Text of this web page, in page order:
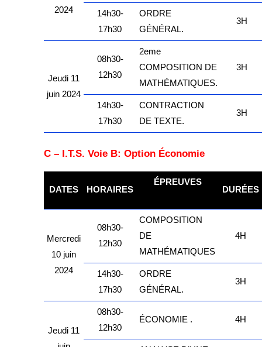
2024
14h30-
17h30
ORDRE
GÉNÉRAL.
3H
Jeudi 11
juin 2024
08h30-
12h30
2eme
COMPOSITION DE
MATHÉMATIQUES.
3H
14h30-
17h30
CONTRACTION
DE TEXTE.
3H
C – I.T.S. Voie B: Option Économie
DATES HORAIRES
ÉPREUVES
DURÉES
Mercredi
10 juin
2024
08h30-
12h30
COMPOSITION
DE
MATHÉMATIQUES
4H
14h30-
17h30
ORDRE
GÉNÉRAL.
3H
Jeudi 11
08h30-
12h30
ÉCONOMIE . 4H